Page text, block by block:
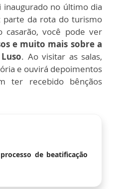
inaugurado no último dia
parte da rota do turismo
casarão, você pode ver
e muito mais sobre a
. Ao visitar as salas,
e ouvirá depoimentos
ter recebido bênçãos
de beatificação